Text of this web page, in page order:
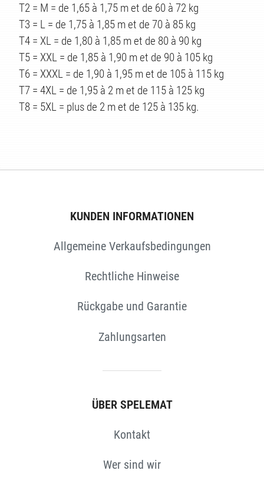
T2 = M = de 1,65 à 1,75 m et de 60 à 72 kg
T3 = L = de 1,75 à 1,85 m et de 70 à 85 kg
T4 = XL = de 1,80 à 1,85 m et de 80 à 90 kg
T5 = XXL = de 1,85 à 1,90 m et de 90 à 105 kg
T6 = XXXL = de 1,90 à 1,95 m et de 105 à 115 kg
T7 = 4XL = de 1,95 à 2 m et de 115 à 125 kg
T8 = 5XL = plus de 2 m et de 125 à 135 kg.
KUNDEN INFORMATIONEN
Allgemeine Verkaufsbedingungen
Rechtliche Hinweise
Rückgabe und Garantie
Zahlungsarten
ÜBER SPELEMAT
Kontakt
Wer sind wir